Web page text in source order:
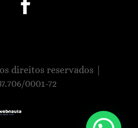
direitos reservados |
0001-72